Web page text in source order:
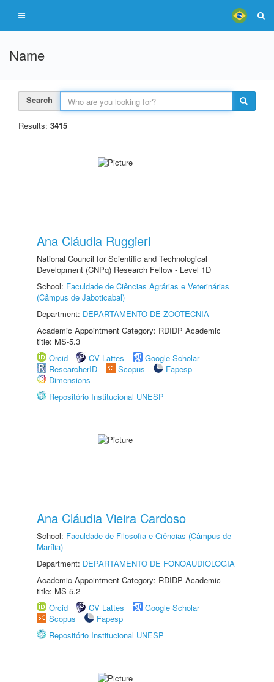
Name
Search
Results: 3415
Ana Cláudia Ruggieri
National Council for Scientific and Technological
Development (CNPq) Research Fellow - Level 1D
School: Faculdade de Ciências Agrárias e Veterinárias
(Câmpus de Jaboticabal)
Department: DEPARTAMENTO DE ZOOTECNIA
Academic Appointment Category: RDIDP Academic
title: MS-5.3
Orcid
CV Lattes
Google Scholar
ResearcherID
Scopus
Fapesp
Dimensions
Repositório Institucional UNESP
Ana Cláudia Vieira Cardoso
School: Faculdade de Filosofia e Ciências (Câmpus de
Marília)
Department: DEPARTAMENTO DE FONOAUDIOLOGIA
Academic Appointment Category: RDIDP Academic
title: MS-5.2
Orcid
CV Lattes
Google Scholar
Scopus
Fapesp
Repositório Institucional UNESP